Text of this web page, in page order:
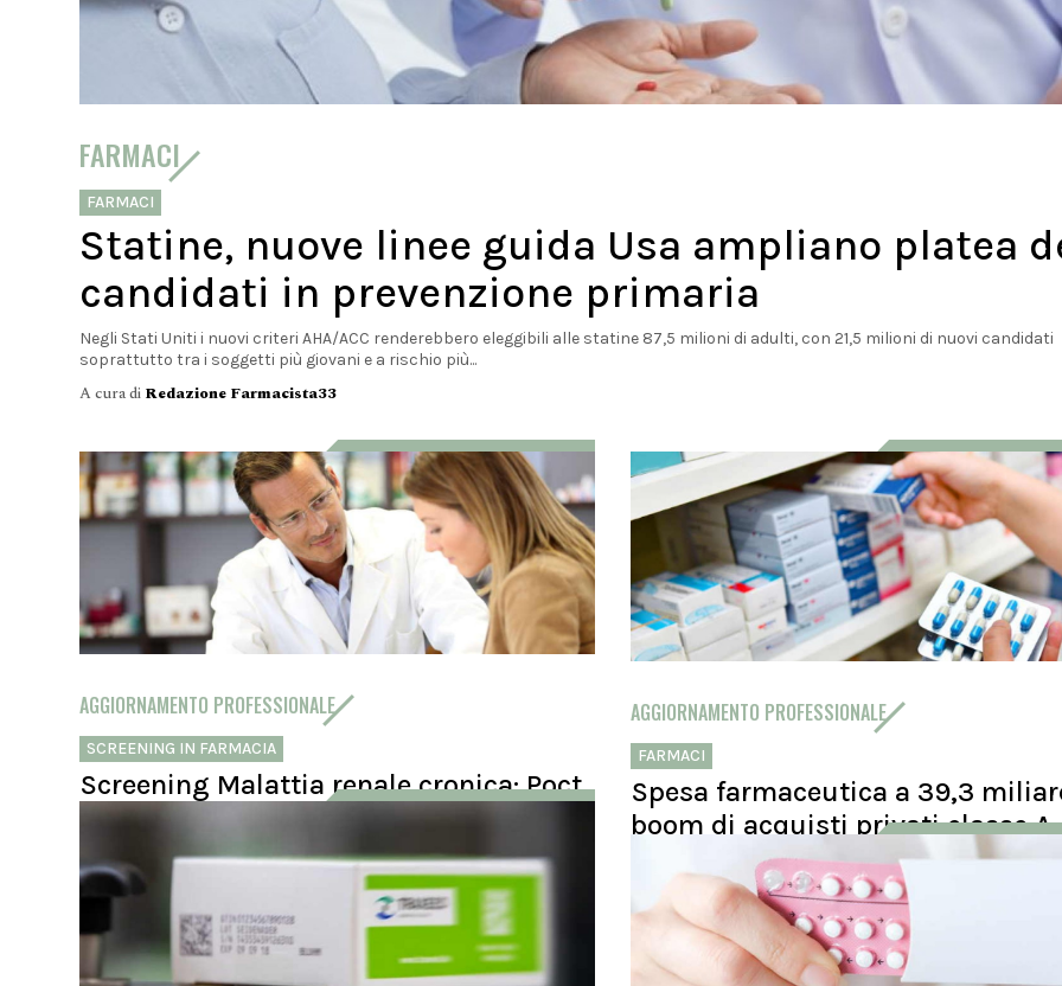
FARMACI
FARMACI
Statine, nuove linee guida Usa ampliano platea
candidati in prevenzione primaria
Negli Stati Uniti i nuovi criteri AHA/ACC renderebbero eleggibili alle statine 87,5 milioni di adulti, con 21,5 milioni di nuovi candidati
soprattutto tra i soggetti più giovani e a rischio più...
A cura di Redazione Farmacista33
AGGIORNAMENTO PROFESSIONALE
SCREENING IN FARMACIA
Screening Malattia renale cronica: Poct
in farmacia intercettano soggetti a
Uno screening realizzato in farmacie dei Paesi Baschi ha
identificato possibili alterazioni della funzionalità renale nell'8% dei
partecipanti, indirizzati al medico per ulteriori accertamenti.
A cura diPaolo Levantino - Farmacista clinico
AGGIORNAMENTO PROFESSIONALE
FARMACI
Spesa farmaceutica a 39,3
boom di acquisti privati classe
Rapporto OsMed 2025
Nel 2025 la spesa farmaceutica totale ha raggiunto 39,3
euro, trainata dalla crescita a doppia cifra degli acquisti
Tirzepatide è il farmaco di classe A più acquistato...
A cura di Redazione Farmacista33